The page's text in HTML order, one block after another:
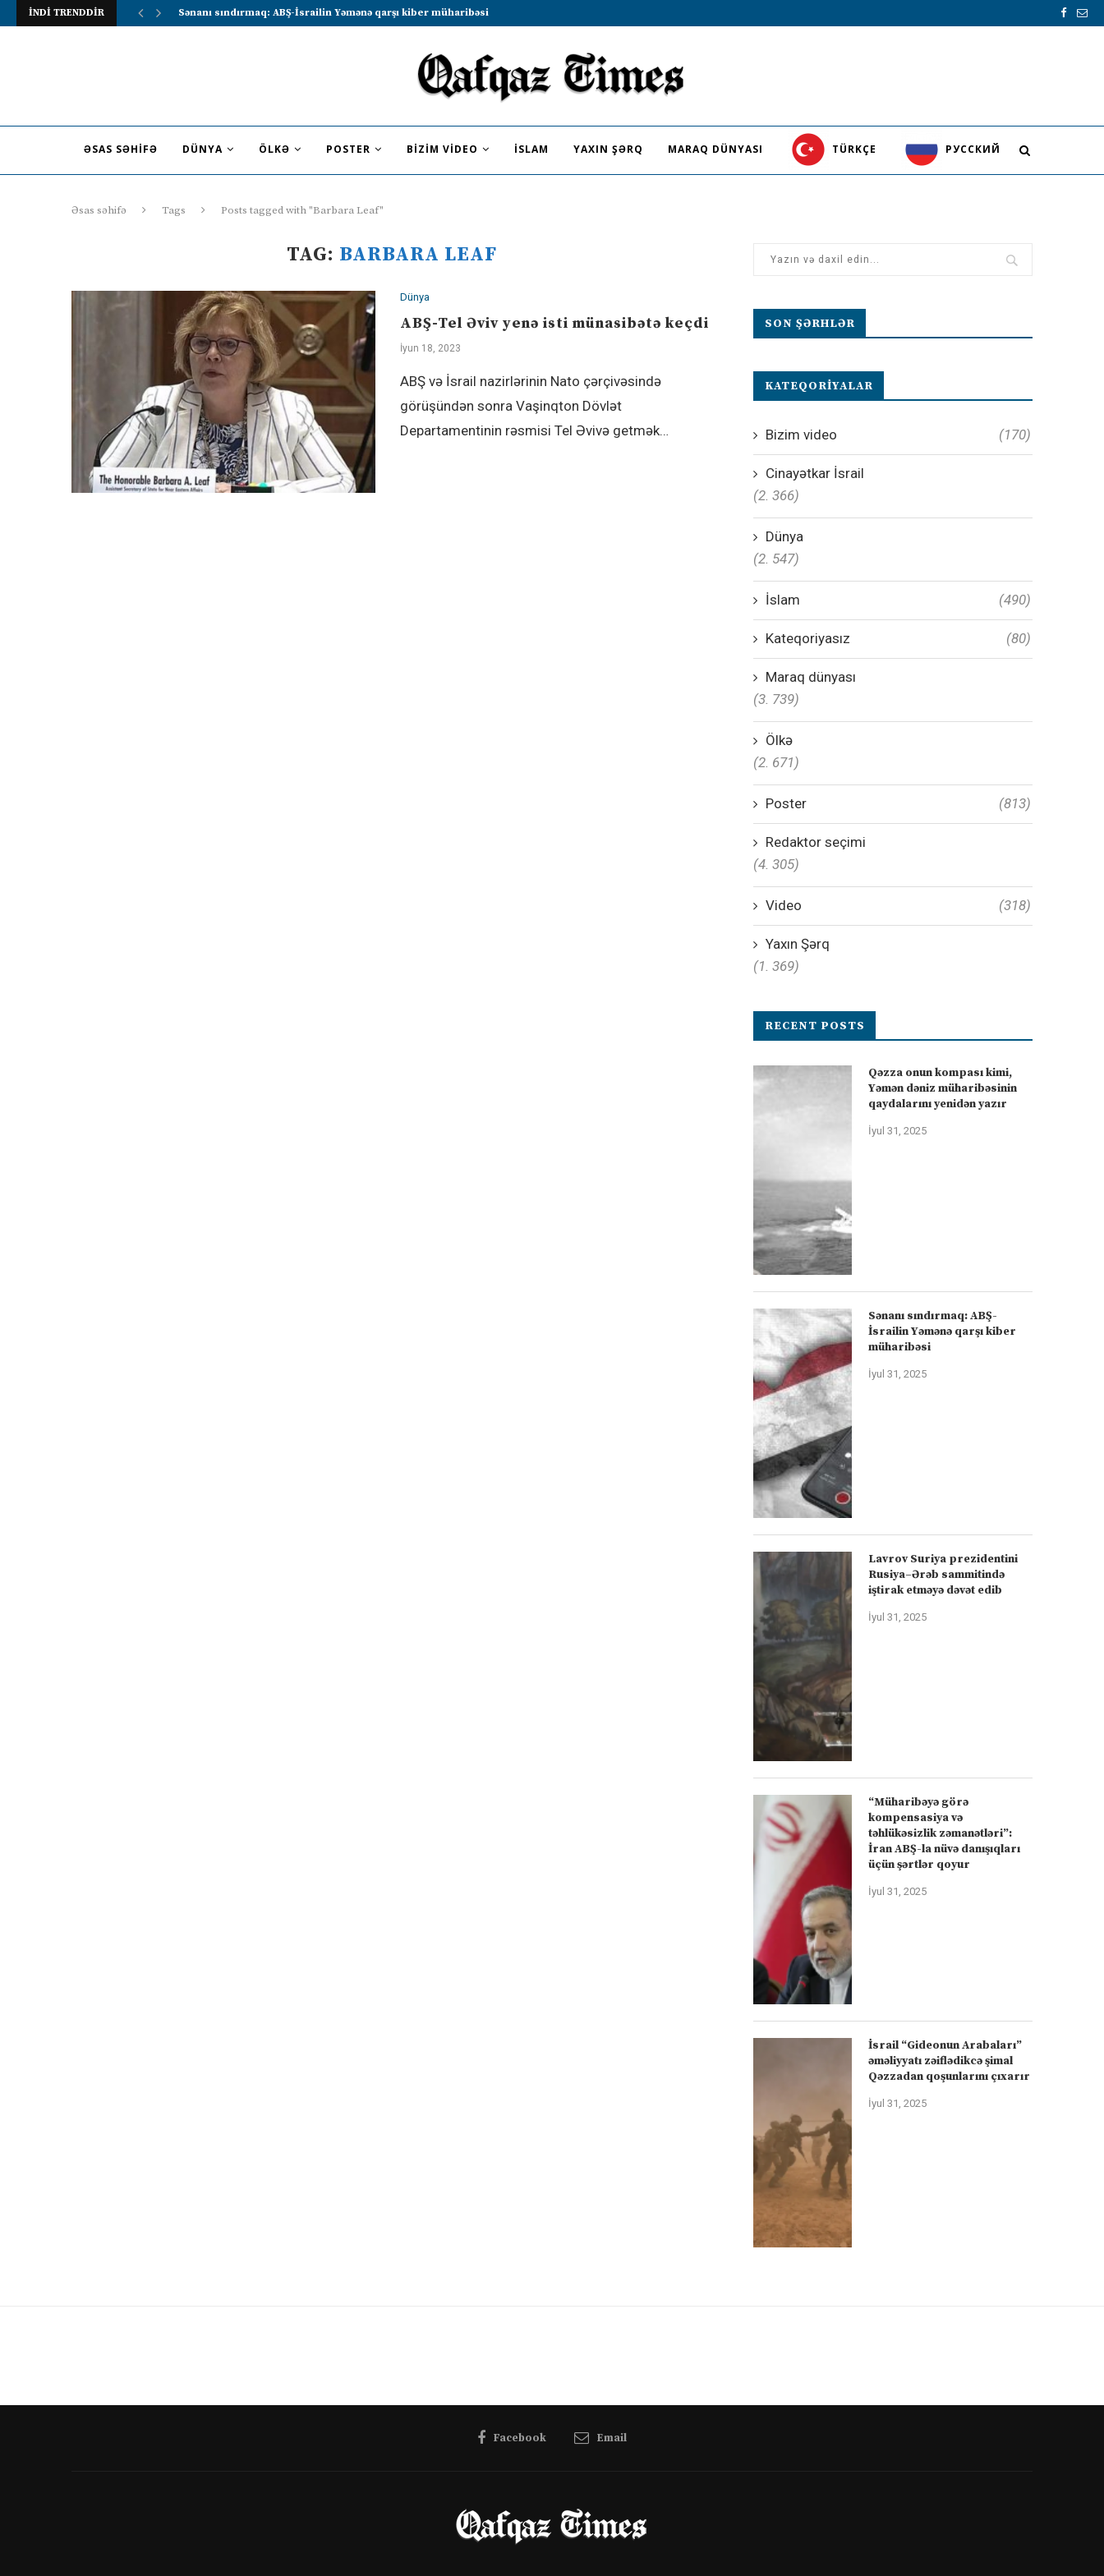
İNDİ TRENDDİR Sənanı sındırmaq: ABŞ-İsrailin Yəmənə qarşı kiber müharibəsi
ƏSAS SƏHIFƏ DÜNYA ÖLKƏ POSTER BIZIM VIDEO İSLAM YAXIN ŞƏRQ MARAQ DÜNYASI TÜRKÇE PУССКИЙ
Əsas səhifə Tags Posts tagged with "Barbara Leaf"
TAG: BARBARA LEAF
Dünya
ABŞ-Tel Əviv yenə isti münasibətə keçdi
İyun 18, 2023
ABŞ və İsrail nazirlərinin Nato çərçivəsində
görüşündən sonra Vaşinqton Dövlət
Departamentinin rəsmisi Tel Əvivə getmək…
SON ŞƏRHLƏR
KATEQORIYALAR
Bizim video (170)
Cinayətkar İsrail
(2. 366)
Dünya
(2. 547)
İslam (490)
Kateqoriyasız (80)
Maraq dünyası
(3. 739)
Ölkə
(2. 671)
Poster (813)
Redaktor seçimi
(4. 305)
Video (318)
Yaxın Şərq
(1. 369)
RECENT POSTS
Qəzza onun kompası kimi,
Yəmən dəniz müharibəsinin
qaydalarını yenidən yazır
İyul 31, 2025
Sənanı sındırmaq: ABŞ-
İsrailin Yəmənə qarşı kiber
müharibəsi
İyul 31, 2025
Lavrov Suriya prezidentini
Rusiya–Ərəb sammitində
iştirak etməyə dəvət edib
İyul 31, 2025
“Müharibəyə görə
kompensasiya və
təhlükəsizlik zəmanətləri”:
İran ABŞ-la nüvə danışıqları
üçün şərtlər qoyur
İyul 31, 2025
İsrail “Gideonun Arabaları”
əməliyyatı zəiflədikcə şimal
Qəzzadan qoşunlarını çıxarır
İyul 31, 2025
Facebook Email